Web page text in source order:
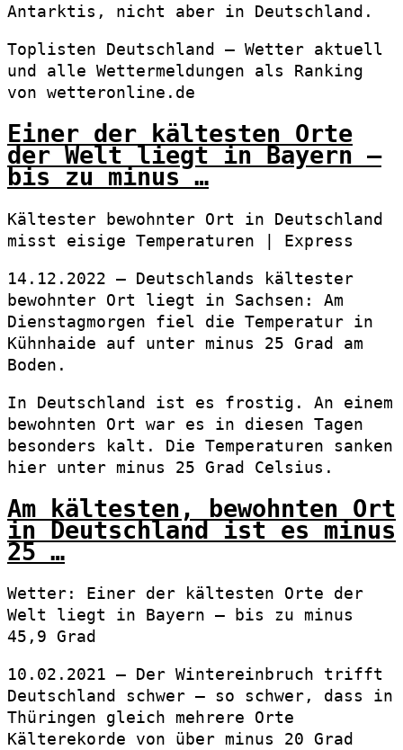
Antarktis, nicht aber in Deutschland.
Toplisten Deutschland – Wetter aktuell
und alle Wettermeldungen als Ranking
von wetteronline.de
Einer der kältesten Orte
der Welt liegt in Bayern –
bis zu minus …
Kältester bewohnter Ort in Deutschland
misst eisige Temperaturen | Express
14.12.2022 — Deutschlands kältester
bewohnter Ort liegt in Sachsen: Am
Dienstagmorgen fiel die Temperatur in
Kühnhaide auf unter minus 25 Grad am
Boden.
In Deutschland ist es frostig. An einem
bewohnten Ort war es in diesen Tagen
besonders kalt. Die Temperaturen sanken
hier unter minus 25 Grad Celsius.
Am kältesten, bewohnten Ort
in Deutschland ist es minus
25 …
Wetter: Einer der kältesten Orte der
Welt liegt in Bayern – bis zu minus
45,9 Grad
10.02.2021 — Der Wintereinbruch trifft
Deutschland schwer – so schwer, dass in
Thüringen gleich mehrere Orte
Kälterekorde von über minus 20 Grad